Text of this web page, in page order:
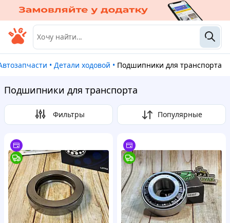
Автозапчасти • Детали ходовой • Подшипники для транспорта
Подшипники для транспорта
Фильтры Популярные